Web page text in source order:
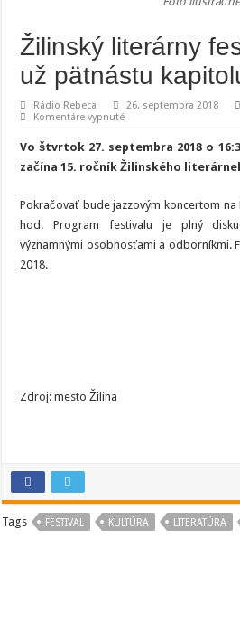
Žilinský literárny
už pätnástu
Rádio Rebeca 26. septembra 2018
Komentáre vypnuténa
literárny
festival
napíše
kapitolu
Vo štvrtok 27. septembra 2018 o
začína 15. ročník Žilinského
Pokračovať bude jazzovým koncertom na
hod. Program festivalu je plný
významnými osobnosťami a odborníkmi.
2018.
Zdroj: mesto Žilina
Tags FESTIVAL KULTÚRA LITERATÚRA